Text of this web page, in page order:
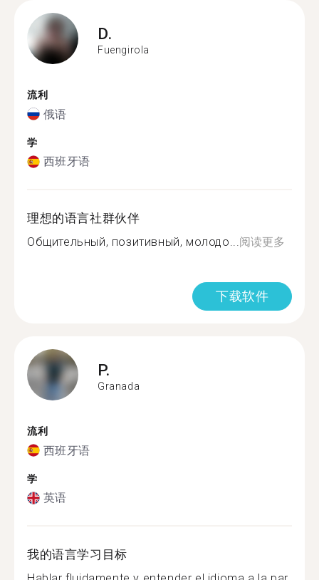
D.
Fuengirola
流利
俄语
学
西班牙语
理想的语言社群伙伴
Общительный, позитивный, молодо...阅读更多
下载软件
P.
Granada
流利
西班牙语
学
英语
我的语言学习目标